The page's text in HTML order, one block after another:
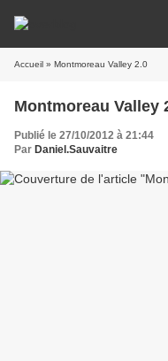
Accueil » Montmoreau Valley 2.0
Montmoreau Valley
Publié le 27/10/2012 à 21:44
Par Daniel.Sauvaitre